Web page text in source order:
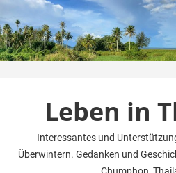
Inhalt
springen
Leben in
Interessantes und
Überwintern. Gedanken und
Chumphon,